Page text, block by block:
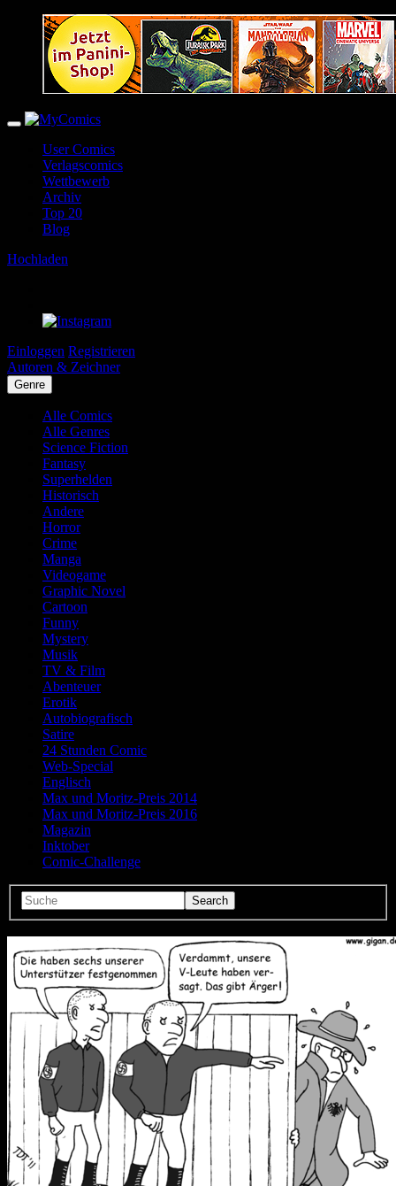
User Comics
Verlagscomics
Wettbewerb
Archiv
Top 20
Blog
Hochladen
Einloggen Registrieren
Autoren & Zeichner
Genre
Alle Comics
Alle Genres
Science Fiction
Fantasy
Superhelden
Historisch
Andere
Horror
Crime
Manga
Videogame
Graphic Novel
Cartoon
Funny
Mystery
Musik
TV & Film
Abenteuer
Erotik
Autobiografisch
Satire
24 Stunden Comic
Web-Special
Englisch
Max und Moritz-Preis 2014
Max und Moritz-Preis 2016
Magazin
Inktober
Comic-Challenge